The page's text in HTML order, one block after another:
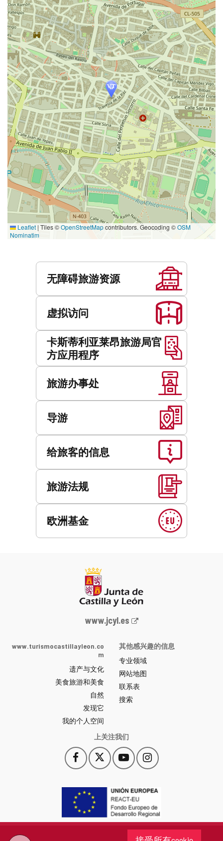
Leaflet | Tiles ©OpenStreetMapcontributors. Geocoding ©OSM
Nominatim
无障碍旅游资源
虚拟访问
卡斯蒂利亚莱昂旅游局官
方应用程序
旅游办事处
导游
给旅客的信息
旅游法规
欧洲基金
Junta
y
León
网
站
门
户
-
www.jcyl.es
www.turismocastillayleon.co
m
遗产与文化
美食旅游和美食
自然
发现它
我的个人空间
其他感兴趣的信息
专业领域
网站地图
联系表
搜索
上关注我们
Facebook
此
链
会
打
开
一
此
链
一
YouTube
此
链
会
打
开
一
个
Instagram
此
链
会
开
一
个